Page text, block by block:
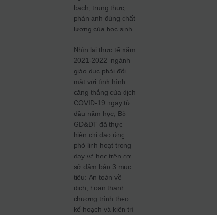
bạch, trung thực,
phản ánh đúng chất
lượng của học sinh.
Nhìn lại thực tế năm
2021-2022, ngành
giáo dục phải đối
mặt với tình hình
căng thẳng của dịch
COVID-19 ngay từ
đầu năm học, Bộ
GD&ĐT đã thực
hiện chỉ đạo ứng
phỏ linh hoạt trong
dạy và học trên cơ
sở đảm bảo 3 mục
tiêu: An toàn về
dịch, hoàn thành
chương trình theo
kế hoạch và kiên trì